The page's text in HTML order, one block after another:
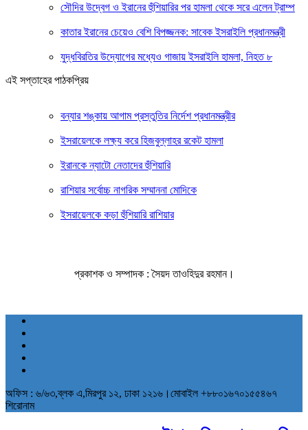
সৌদির উদ্বেগ ও ইরানের হুঁশিয়ারির পর হামলা থেকে সরে এলেন ট্রাম্প
কাতার ইরানের চেয়েও বেশি বিপজ্জনক: সাবেক ইসরাইলি প্রধানমন্ত্রী
যুদ্ধবিরতির উদ্যোগের মধ্যেও গাজায় ইসরাইলি হামলা, নিহত ৮
এই সপ্তাহের পাঠকপ্রিয়
বন্যার শঙ্কায় আগাম প্রস্তুতির নির্দেশ প্রধানমন্ত্রীর
ইসরায়েলকে লক্ষ্য করে হিজবুল্লাহর রকেট হামলা
ইরানকে ন্যাটো নেতাদের হুঁশিয়ারি
রাশিয়ার সর্বোচ্চ নাগরিক সম্মাননা মোদিকে
ইসরায়েলকে কড়া হুঁশিয়ারি রাশিয়ার
প্রকাশক ও সম্পাদক : সৈয়দ তাওহিদুর রহমান।
অফিস : ৬/৬৩,ব্লক এ,মিরপুর ১২, ঢাকা ১২১৬।মোবাইল +৮৮০১৬৭০১৫৫৪৬৭
শিরোনাম